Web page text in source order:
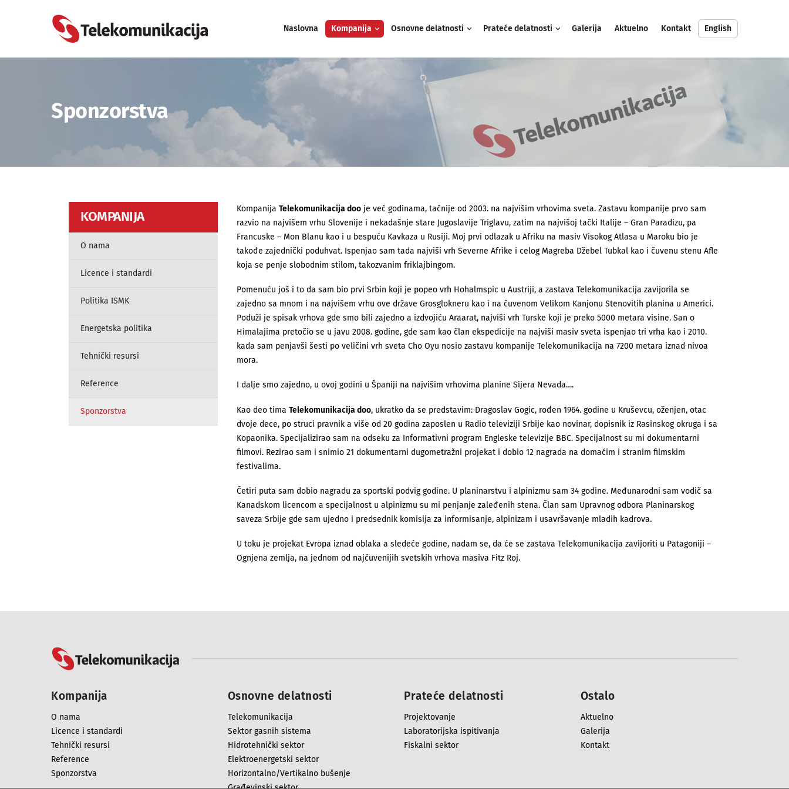
Naslovna Kompanija Osnovne delatnosti Prateće delatnosti Galerija Aktuelno Kontakt English
Sponzorstva
KOMPANIJA
O nama
Licence i standardi
Politika ISMK
Energetska politika
Tehnički resursi
Reference
Sponzorstva
Kompanija Telekomunikacija dooje već godinama, tačnije od 2003. na najvišim vrhovima sveta. Zastavu kompanije prvo sam
razvio na najvišem vrhu Slovenije i nekadašnje stare Jugoslavije Triglavu, zatim na najvišoj tački Italije – Gran Paradizu, pa
Francuske – Mon Blanu kao i u bespuću Kavkaza u Rusiji. Moj prvi odlazak u Afriku na masiv Visokog Atlasa u Maroku bio je
takođe zajednički poduhvat. Ispenjao sam tada najviši vrh Severne Afrike i celog Magreba Džebel Tubkal kao i čuvenu stenu Afle
koja se penje slobodnim stilom, takozvanim friklajbingom.
Pomenuću još i to da sam bio prvi Srbin koji je popeo vrh Hohalmspic u Austriji, a zastava Telekomunikacija zavijorila se
zajedno sa mnom i na najvišem vrhu ove države Grosglokneru kao i na čuvenom Velikom Kanjonu Stenovitih planina u Americi.
Poduži je spisak vrhova gde smo bili zajedno a izdvojiću Araarat, najviši vrh Turske koji je preko 5000 metara visine. San o
Himalajima pretočio se u javu 2008. godine, gde sam kao član ekspedicije na najviši masiv sveta ispenjao tri vrha kao i 2010.
kada sam penjavši šesti po veličini vrh sveta Cho Oyu nosio zastavu kompanije Telekomunikacija na 7200 metara iznad nivoa
mora.
I dalje smo zajedno, u ovoj godini u Španiji na najvišim vrhovima planine Sijera Nevada….
Kao deo tima Telekomunikacija doo, ukratko da se predstavim: Dragoslav Gogic, rođen 1964. godine u Kruševcu, oženjen, otac
dvoje dece, po struci pravnik a više od 20 godina zaposlen u Radio televiziji Srbije kao novinar, dopisnik iz Rasinskog okruga i sa
Kopaonika. Specijalizirao sam na odseku za Informativni program Engleske televizije BBC. Specijalnost su mi dokumentarni
filmovi. Rezirao sam i snimio 21 dokumentarni dugometražni projekat i dobio 12 nagrada na domaćim i stranim filmskim
festivalima.
Četiri puta sam dobio nagradu za sportski podvig godine. U planinarstvu i alpinizmu sam 34 godine. Međunarodni sam vodič sa
Kanadskom licencom a specijalnost u alpinizmu su mi penjanje zaleđenih stena. Član sam Upravnog odbora Planinarskog
saveza Srbije gde sam ujedno i predsednik komisija za informisanje, alpinizam i usavršavanje mladih kadrova.
U toku je projekat Evropa iznad oblaka a sledeće godine, nadam se, da će se zastava Telekomunikacija zavijoriti u Patagoniji –
Ognjena zemlja, na jednom od najčuvenijih svetskih vrhova masiva Fitz Roj.
Kompanija
O nama
Licence i standardi
Tehnički resursi
Reference
Sponzorstva
Osnovne delatnosti
Telekomunikacija
Sektor gasnih sistema
Hidrotehnički sektor
Elektroenergetski sektor
Horizontalno/Vertikalno bušenje
Prateće delatnosti
Projektovanje
Laboratorijska ispitivanja
Fiskalni sektor
Ostalo
Aktuelno
Galerija
Kontakt